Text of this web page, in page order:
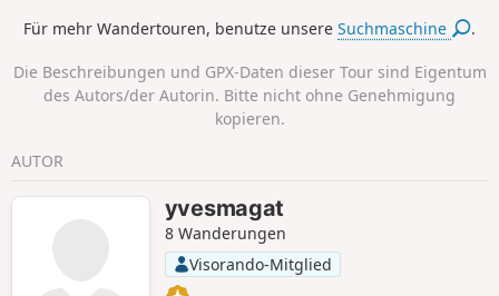
Tal im Vergleich zum benachbarten Weg
ist.
Für mehr Wandertouren, benutze unsereSuchmaschine .
Die Beschreibungen und GPX-Daten dieser Tour sind Eigentum
des Autors/der Autorin. Bitte nicht ohne Genehmigung
kopieren.
AUTOR
yvesmagat
8 Wanderungen
Visorando-Mitglied